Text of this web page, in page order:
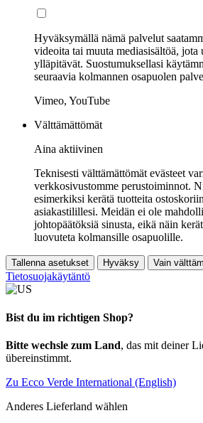
Hyväksymällä nämä palvelut
videoita tai muuta mediasisältöä,
ylläpitävät. Suostumuksellasi
seuraavia kolmannen osapuolen
Vimeo, YouTube
Välttämättömät
Aina aktiivinen
Teknisesti välttämättömät evästeet
verkkosivustomme perustoiminnot.
esimerkiksi kerätä tuotteita
asiakastilillesi. Meidän ei ole
johtopäätöksiä sinusta, eikä näin
luovuteta kolmansille osapuolille.
Tallenna asetukset Hyväksy Vain
Tietosuojakäytäntö
Bist du im richtigen Shop?
Bitte wechsle zum Land, das mit deiner
übereinstimmt.
Zu Ecco Verde International (English)
Anderes Lieferland wählen